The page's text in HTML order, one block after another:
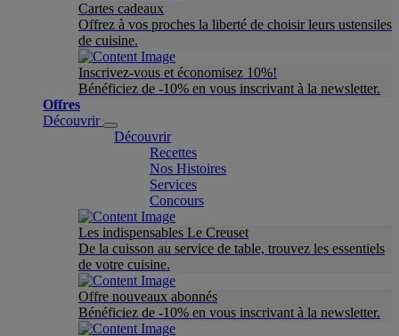
Cartes cadeaux
Offrez à vos proches la liberté de choisir leurs ustensiles
de cuisine.
Inscrivez-vous et économisez 10%!
Bénéficiez de -10% en vous inscrivant à la newsletter.
Offres
Découvrir
Découvrir
Recettes
Nos Histoires
Services
Concours
Les indispensables Le Creuset
De la cuisson au service de table, trouvez les essentiels
de votre cuisine.
Offre nouveaux abonnés
Bénéficiez de -10% en vous inscrivant à la newsletter.